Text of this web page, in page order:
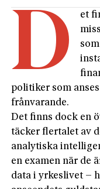
D
et
politiker som
frånvarande.
Det finns dock en
täcker flertalet av
analytiska
en examen när de
data i yrkeslivet –